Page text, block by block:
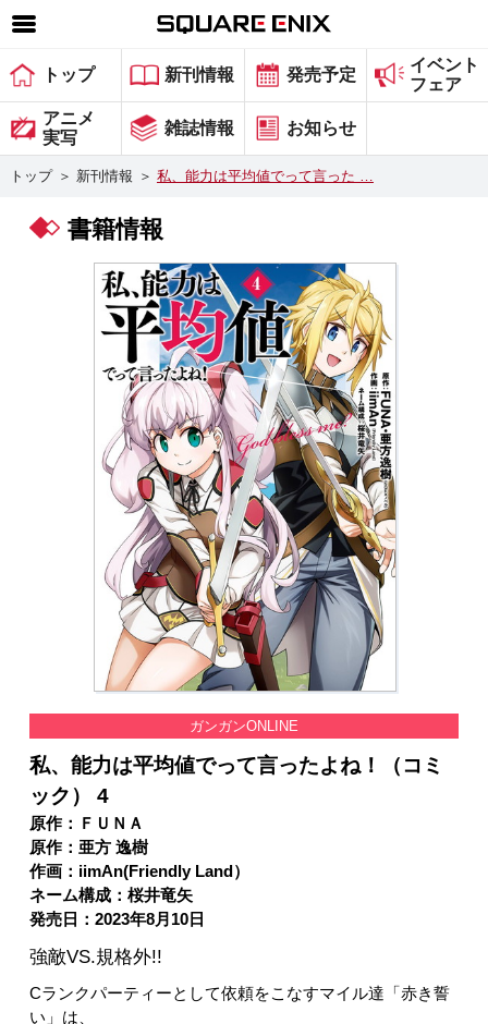
SQUARE ENIX 公式サイトメニュー
ゲーム
マガジン＆ブックス
グッズ
会社情報 採用情報
スクウェア・エニックス サイト内検索
トップ 新刊情報 発売予定
イベント
フェア
アニメ
実写
雑誌情報 お知らせ
トップ ＞ 新刊情報 ＞ 私、能力は平均値でって言った …
書籍情報
ガンガンONLINE
私、能力は平均値でって言ったよね！（コミ
ック） 4
原作：ＦＵＮＡ
原作：亜方 逸樹
作画：iimAn(Friendly Land）
ネーム構成：桜井竜矢
発売日：2023年8月10日
強敵VS.規格外!!
Cランクパーティーとして依頼をこなすマイル達「赤き誓
い」は、